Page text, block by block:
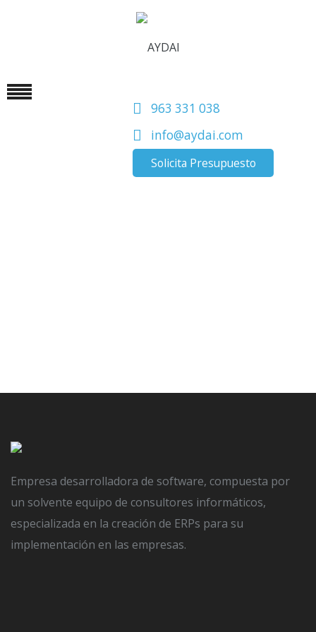
963 331 038
info@aydai.com
Solicita Presupuesto
INDUSTRIA 4.0
Todo el proceso industrial y de fabricación
controlado
Empresa desarrolladora de software, compuesta por
un solvente equipo de consultores informáticos,
especializada en la creación de ERPs para su
implementación en las empresas.